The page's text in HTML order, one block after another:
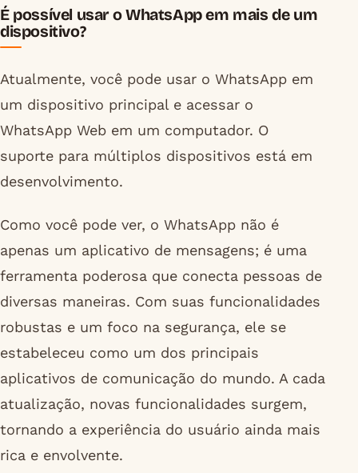
É possível usar o WhatsApp em mais de um
dispositivo?
Atualmente, você pode usar o WhatsApp em
um dispositivo principal e acessar o
WhatsApp Web em um computador. O
suporte para múltiplos dispositivos está em
desenvolvimento.
Como você pode ver, o WhatsApp não é
apenas um aplicativo de mensagens; é uma
ferramenta poderosa que conecta pessoas de
diversas maneiras. Com suas funcionalidades
robustas e um foco na segurança, ele se
estabeleceu como um dos principais
aplicativos de comunicação do mundo. A cada
atualização, novas funcionalidades surgem,
tornando a experiência do usuário ainda mais
rica e envolvente.